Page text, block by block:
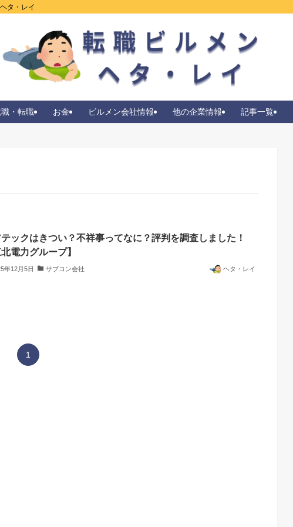
タ・レイ
・転職 お金 ビルメン会社情報 他の企業情報 記事一覧
ックはきつい？不祥事ってなに？評判を調査しました！
電力グループ】
年12月5日 サブコン会社 ヘタ・レイ
1